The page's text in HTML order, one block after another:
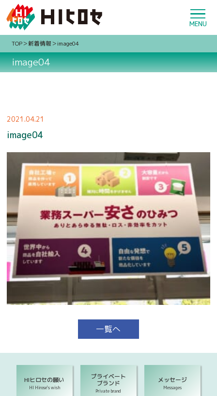
TOP 新着情報 image04
image04
2021.04.21
image04
一覧へ
HIヒロセの願い
HI Hirose's wish
プライベート
ブランド
Private brand
メッセージ
Messages